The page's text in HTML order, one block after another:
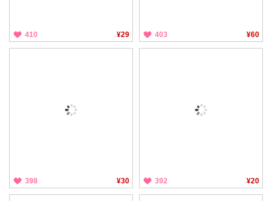
410 ¥29 403 ¥60
398 ¥30 392 ¥20